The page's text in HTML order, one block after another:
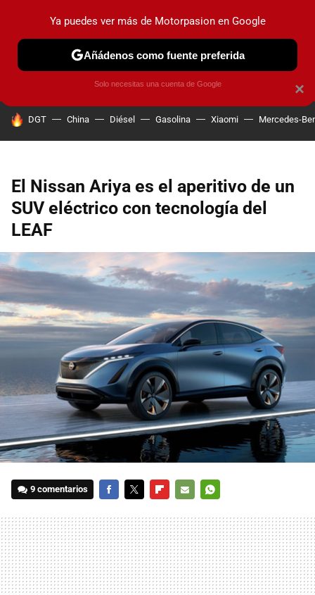
PRUEBAS COCHES ELÉCTRICOS OBSERVATORIO
HOY SE HABLA DE
DGT China Diésel Gasolina Xiaomi Mercedes-
El Nissan Ariya es el aperitivo de un
SUV eléctrico con tecnología del
LEAF
9 comentarios
MAIL
×
Ya puedes ver más de Motorpasion en Google
Añádenos como fuente preferida
Solo necesitas una cuenta de Google